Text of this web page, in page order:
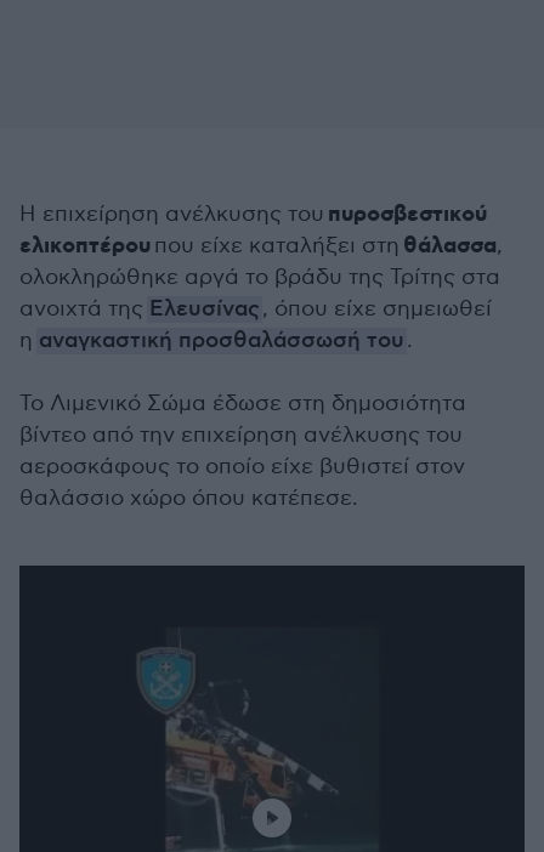
Η επιχείρηση ανέλκυσης του πυροσβεστικού
ελικοπτέρουπου είχε καταλήξει στη θάλασσα,
ολοκληρώθηκε αργά το βράδυ της Τρίτης στα
ανοιχτά της Ελευσίνας, όπου είχε σημειωθεί
η αναγκαστική προσθαλάσσωσή του .
Το Λιμενικό Σώμα έδωσε στη δημοσιότητα
βίντεο από την επιχείρηση ανέλκυσης του
αεροσκάφους το οποίο είχε βυθιστεί στον
θαλάσσιο χώρο όπου κατέπεσε.